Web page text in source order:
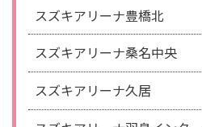
スズキアリーナ豊橋北
スズキアリーナ桑名中央
スズキアリーナ久居